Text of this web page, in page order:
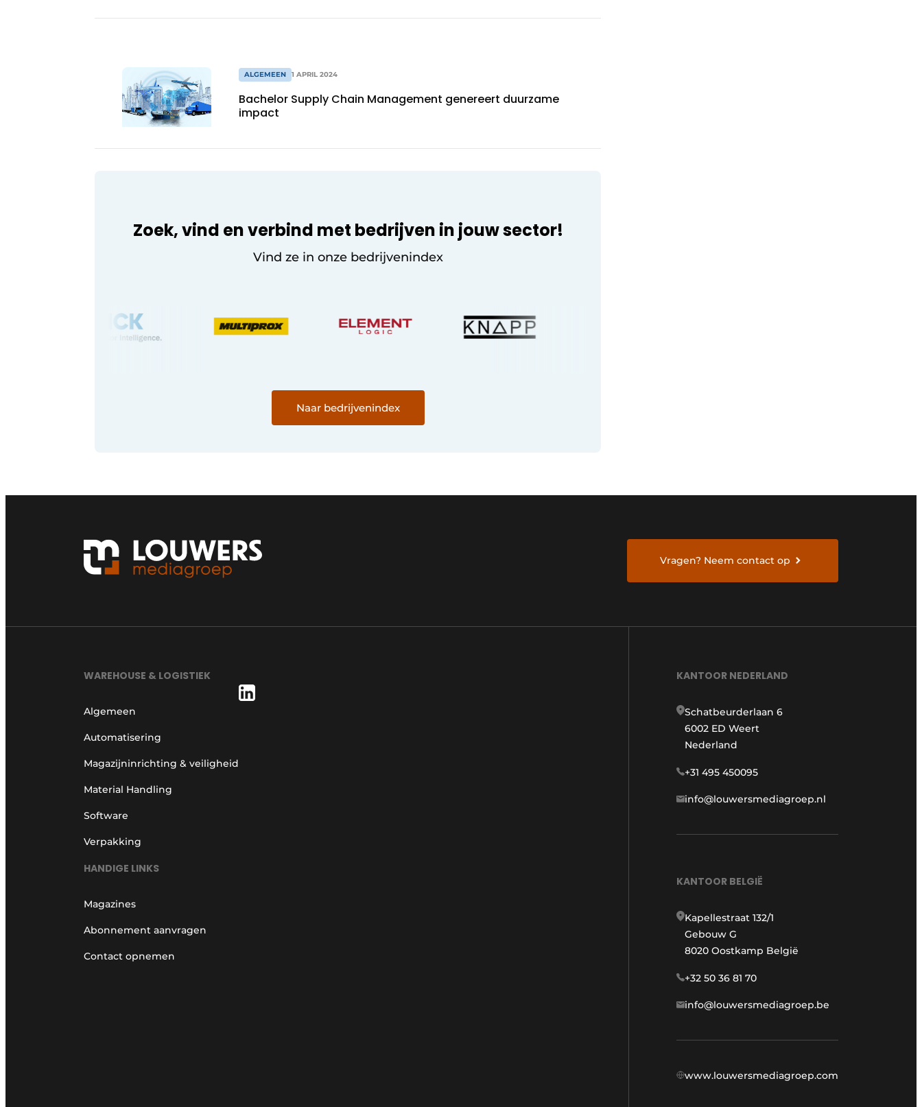
ALGEMEEN 1 APRIL 2024
Bachelor Supply Chain Management genereert duurzame
impact
Zoek, vind en verbind met bedrijven in jouw sector!
Vind ze in onze bedrijvenindex
Naar bedrijvenindex
Vragen? Neem contact op
WAREHOUSE & LOGISTIEK
Algemeen
Automatisering
Magazijninrichting & veiligheid
Material Handling
Software
Verpakking
HANDIGE LINKS
Magazines
Abonnement aanvragen
Contact opnemen
KANTOOR NEDERLAND
Schatbeurderlaan 6
6002 ED Weert
Nederland
+31 495 450095
info@louwersmediagroep.nl
KANTOOR BELGIË
Kapellestraat 132/1
Gebouw G
8020 Oostkamp België
+32 50 36 81 70
info@louwersmediagroep.be
www.louwersmediagroep.com